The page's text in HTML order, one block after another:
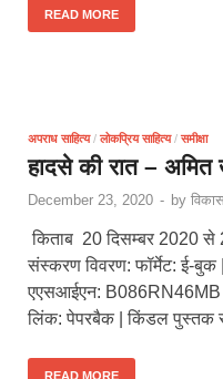
READ MORE
अपराध साहित्य/ लोकप्रिय साहित्य/ समीक्षा
हादसे की रात – अमित
December 23, 2020 - by
किताब 20 दिसम्बर 2020 से
संस्करण विवरण: फॉर्मेट: ई-
एएसआईएन: B086RN46MB
लिंक: पेपरबैक | किंडल पुस्तक
READ MORE